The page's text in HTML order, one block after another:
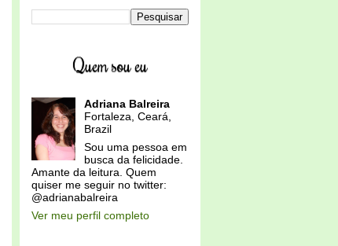
Quem sou eu
Adriana Balreira
Fortaleza, Ceará,
Brazil
Sou uma pessoa em
busca da felicidade.
Amante da leitura. Quem
quiser me seguir no twitter:
@adrianabalreira
Ver meu perfil completo